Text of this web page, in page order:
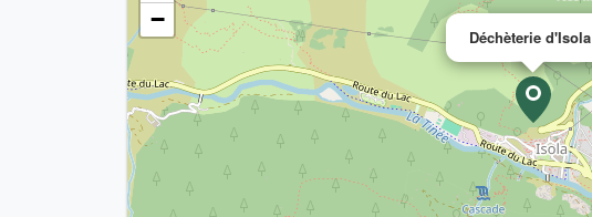
Déchèterie d'Isola
−